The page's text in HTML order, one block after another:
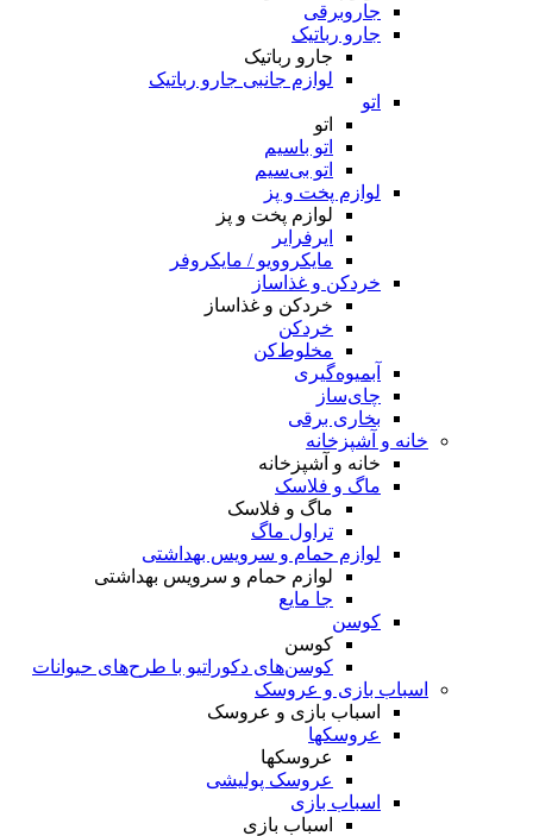
جاروبرقی
جارو رباتیک
جارو رباتیک
لوازم جانبی جارو رباتیک
اتو
اتو
اتو باسیم
اتو بی‌سیم
لوازم پخت و پز
لوازم پخت و پز
ایرفرایر
مایکروویو / مایکروفر
خردکن و غذاساز
خردکن و غذاساز
خردکن
مخلوط‌کن
آبمیوه‌گیری
چای‌ساز
بخاری برقی
خانه و آشپزخانه
خانه و آشپزخانه
ماگ و فلاسک
ماگ و فلاسک
تراول ماگ
لوازم حمام و سرویس بهداشتی
لوازم حمام و سرویس بهداشتی
جا مایع
کوسن
کوسن
کوسن‌های دکوراتیو با طرح‌های حیوانات
اسباب بازی و عروسک
اسباب بازی و عروسک
عروسکها
عروسکها
عروسک پولیشی
اسباب بازی
اسباب بازی